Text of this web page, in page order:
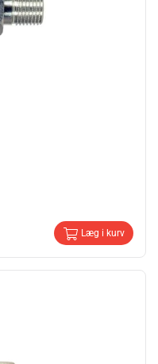
Læg i kurv